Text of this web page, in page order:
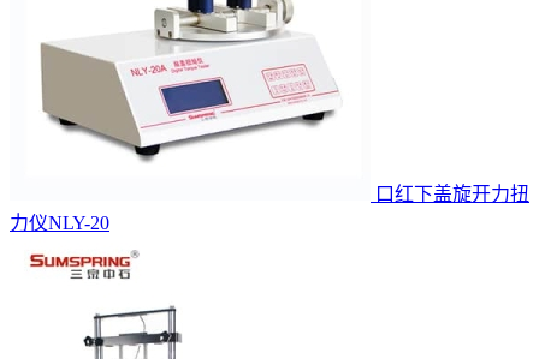
口红下盖旋开力扭
力仪NLY-20